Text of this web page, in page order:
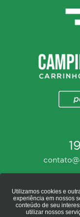
19
Utilizamos cookies e
experiência em nossos
conteúdo de seu
utilizar nossos